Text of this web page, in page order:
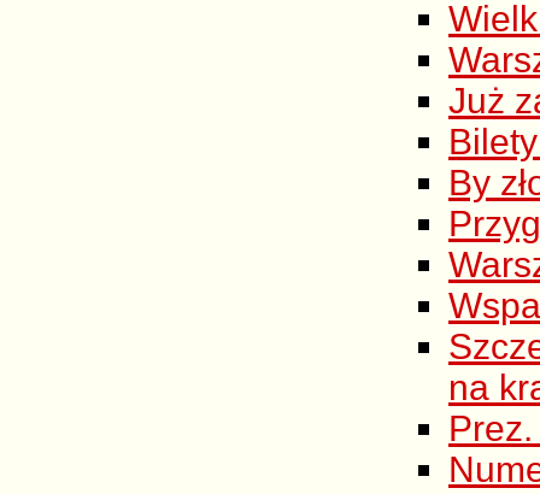
Już
By
na